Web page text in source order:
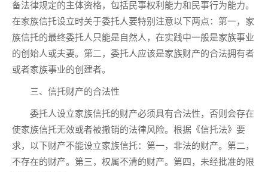
备法律规定的主体资格，包括民事权利能力和民事行为能力。
在家族信托设立时关于委托人要特别注意以下两点：第一，家
族信托的最终委托人只能是自然人，在实践中一般是家族事业
的创始人或夫妻。第二，委托人应该是家族财产的合法拥有者
或者家族事业的创建者。
三、信托财产的合法性
委托人设立家族信托的财产必须具有合法性，否则会存在
使家族信托无效或者被撤销的法律风险。根据《信托法》要
求，以下财产不能设立家族信托：第一，非法的财产。第二，
不存在的财产。第三，权属不清的财产。第四，未经批准的限